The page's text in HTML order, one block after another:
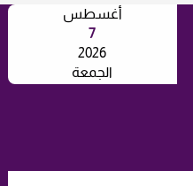
أغسطس
7
2026
الجمعة